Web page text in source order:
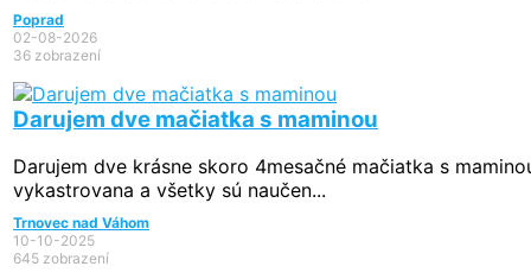
Poprad
02-08-2026
36 zobrazení
Darujem dve mačiatka s maminou
Darujem dve krásne skoro 4mesačné mačiatka s
vykastrovana a všetky sú naučen...
Trnovec nad Váhom
10-10-2025
645 zobrazení